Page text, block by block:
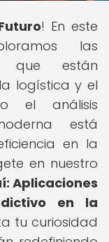
! En este
las
que están
logística y el
el análisis
está
en la
en nuestro
Aplicaciones
en la
tu curiosidad